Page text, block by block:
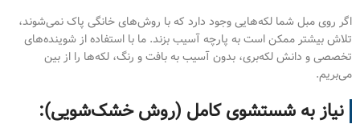
اگر روی مبل شما لکه‌هایی وجود دارد که با روش‌های خانگی پاک نمی‌شوند،
تلاش بیشتر ممکن است به پارچه آسیب بزند. ما با استفاده از شوینده‌های
تخصصی و دانش لکه‌بری، بدون آسیب به بافت و رنگ، لکه‌ها را از بین
می‌بریم.
نیاز به شستشوی کامل (روش خشک‌شویی):